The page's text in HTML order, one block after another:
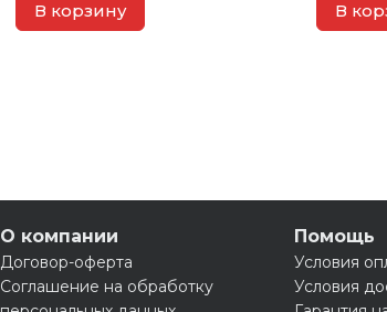
В корзину В
О компании
Договор-оферта
Соглашение на обработку
Помощь
Условия
Условия